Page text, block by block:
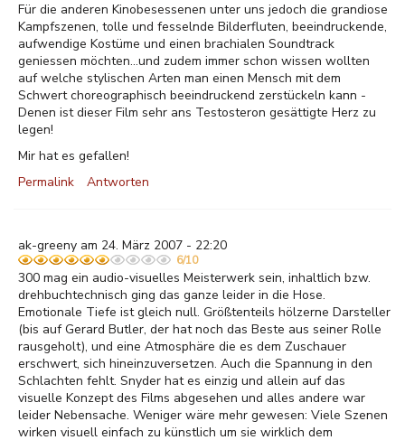
Für die anderen Kinobesessenen unter uns jedoch die grandiose
Kampfszenen, tolle und fesselnde Bilderfluten, beeindruckende,
aufwendige Kostüme und einen brachialen Soundtrack
geniessen möchten...und zudem immer schon wissen wollten
auf welche stylischen Arten man einen Mensch mit dem
Schwert choreographisch beeindruckend zerstückeln kann -
Denen ist dieser Film sehr ans Testosteron gesättigte Herz zu
legen!
Mir hat es gefallen!
Permalink
Antworten
ak-greeny am 24. März 2007 - 22:20
6/10
300 mag ein audio-visuelles Meisterwerk sein, inhaltlich bzw.
drehbuchtechnisch ging das ganze leider in die Hose.
Emotionale Tiefe ist gleich null. Größtenteils hölzerne Darsteller
(bis auf Gerard Butler, der hat noch das Beste aus seiner Rolle
rausgeholt), und eine Atmosphäre die es dem Zuschauer
erschwert, sich hineinzuversetzen. Auch die Spannung in den
Schlachten fehlt. Snyder hat es einzig und allein auf das
visuelle Konzept des Films abgesehen und alles andere war
leider Nebensache. Weniger wäre mehr gewesen: Viele Szenen
wirken visuell einfach zu künstlich um sie wirklich dem